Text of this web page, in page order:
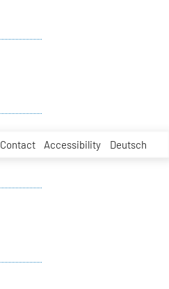
Contact Accessibility Deutsch